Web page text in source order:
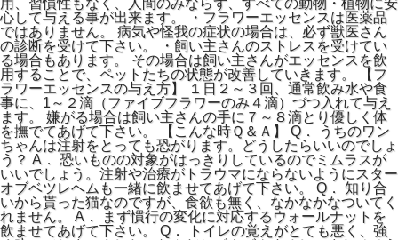
心して与える事が出来ます。 ・フラワーエッセンスは医薬品
ではありません。 病気や怪我の症状の場合は、必ず獣医さん
の診断を受けて下さい。 ・飼い主さんのストレスを受けてい
る場合もあります。 その場合は飼い主さんがエッセンスを飲
用することで、ペットたちの状態が改善していきます。 【フ
ラワーエッセンスの与え方】 １日２～３回、通常飲み水や食
事に、1～２滴（ファイブフラワーのみ４滴）づつ入れて与え
ます。 嫌がる場合は飼い主さんの手に７～８滴とり優しく体
を撫でてあげて下さい。 【こんな時Ｑ＆Ａ】 Q． うちのワン
ちゃんは注射をとっても恐がります。どうしたらいいのでしょ
う？ A． 恐いものの対象がはっきりしているのでミムラスが
いいでしょう。注射や治療がトラウマにならないようにスター
オブベツレヘムも一緒に飲ませてあげて下さい。 Q． 知り合
いから貰った猫なのですが、食欲も無く、なかなかなついてく
れません。 A． まず慣行の変化に対応するウォールナットを
飲ませてあげて下さい。 Q． トイレの覚えがとても悪く、強